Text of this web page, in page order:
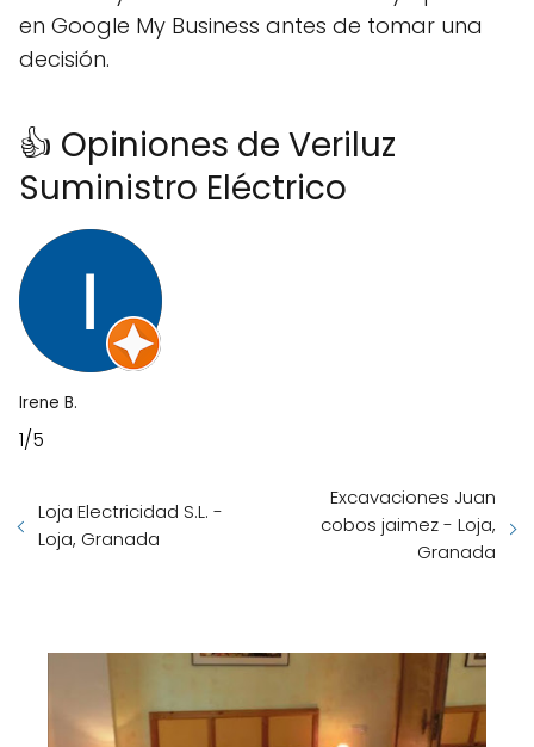
en Google My Business antes de tomar una
decisión.
👍 Opiniones de Veriluz
Suministro Eléctrico
Irene B.
1/5
Loja Electricidad S.L. -
Loja, Granada
Excavaciones Juan
cobos jaimez - Loja,
Granada